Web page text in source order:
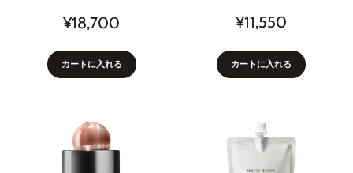
¥18,700
カートに入れる
¥11,550
カートに入れる